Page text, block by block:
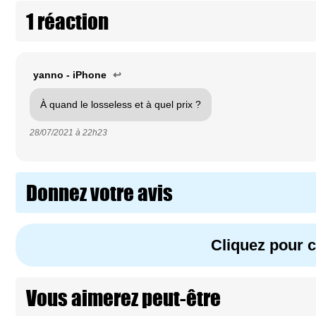
1 réaction
yanno - iPhone ↩
À quand le losseless et à quel prix ?
28/07/2021 à 22h23
Donnez votre avis
Cliquez pour
Vous aimerez peut-être